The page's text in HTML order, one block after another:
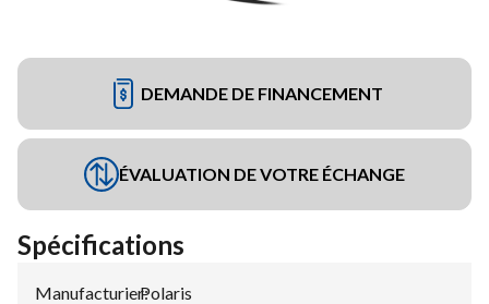
DEMANDE DE FINANCEMENT
ÉVALUATION DE VOTRE ÉCHANGE
Spécifications
Manufacturier:
Polaris